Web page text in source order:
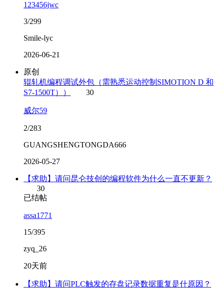
123456jwc
3/299
Smile-lyc
2026-06-21
原创
辊轧机编程调试外包（需熟悉运动控制SIMOTION D 和
S7-1500T））
30
威尔59
2/283
GUANGSHENGTONGDA666
2026-05-27
【求助】请问昆仑技创的编程软件为什么一直不更新？
30
已结帖
assa1771
15/395
zyq_26
20天前
【求助】请问PLC触发的存盘记录数据重复是什原因？